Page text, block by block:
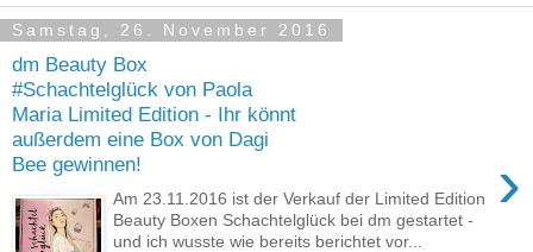
Samstag, 26. November 2016
dm Beauty Box
#Schachtelglück von Paola
Maria Limited Edition - Ihr könnt
außerdem eine Box von Dagi
Bee gewinnen!
›
Am 23.11.2016 ist der Verkauf der Limited Edition
Beauty Boxen Schachtelglück bei dm gestartet -
und ich wusste wie bereits berichtet vor...